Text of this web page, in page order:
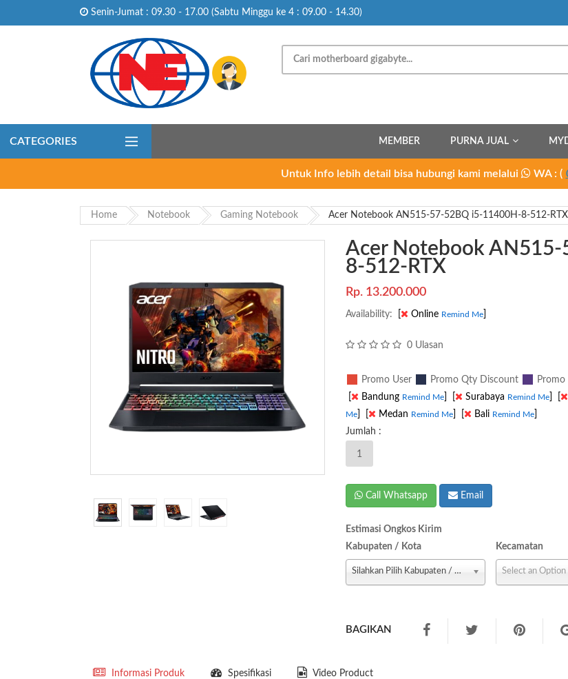
Senin-Jumat : 09.30 - 17.00 (Sabtu Minggu ke 4 : 09.00 - 14.30)
CATEGORIES MEMBER PURNA JUAL
Untuk Info lebih detail bisa hubungi kami melalui WA : (
Home Notebook Gaming Notebook Acer Notebook AN515-57-52BQ i5-11400H-8-512-RTX
Acer Notebook
8-512-RTX
Rp. 13.200.000
Availability: Online Remind Me]
0 Ulasan
Promo User Promo Qty Discount Promo
Bandung Remind Me] Surabaya Remind Me]
Me] Medan Remind Me] Bali Remind Me]
Jumlah :
Call Whatsapp Email
Estimasi Ongkos Kirim
Kabupaten / Kota
Silahkan Pilih Kabupaten / Kota
Kecamatan
Select an Option
BAGIKAN
Informasi Produk Spesifikasi Video Product